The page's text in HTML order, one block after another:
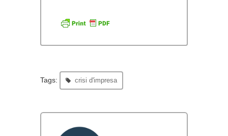
Tags: crisi d'impresa